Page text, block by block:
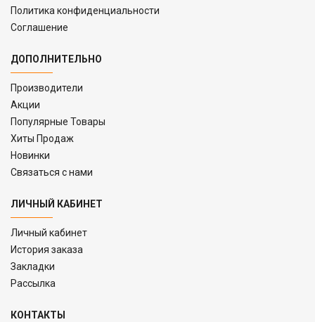
Политика конфиденциальности
Соглашение
ДОПОЛНИТЕЛЬНО
Производители
Акции
Популярные Товары
Хиты Продаж
Новинки
Связаться с нами
ЛИЧНЫЙ КАБИНЕТ
Личный кабинет
История заказа
Закладки
Рассылка
КОНТАКТЫ